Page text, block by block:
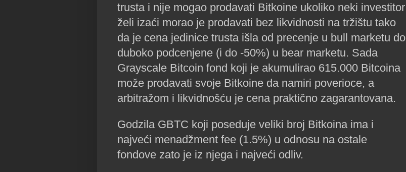
trusta i nije mogao prodavati Bitkoine ukoliko neki investitor
želi izaći morao je prodavati bez likvidnosti na tržištu tako
da je cena jedinice trusta išla od precenje u bull marketu do
duboko podcenjene (i do -50%) u bear marketu. Sada
Grayscale Bitcoin fond koji je akumulirao 615.000 Bitcoina
može prodavati svoje Bitkoine da namiri poverioce, a
arbitražom i likvidnošću je cena praktično zagarantovana.
Godzila GBTC koji poseduje veliki broj Bitkoina ima i
najveći menadžment fee (1.5%) u odnosu na ostale
fondove zato je iz njega i najveći odliv.